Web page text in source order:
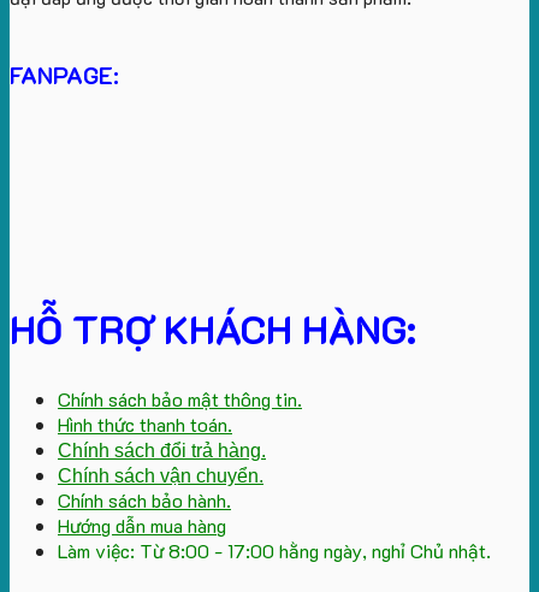
FANPAGE:
HỖ TRỢ KHÁCH HÀNG:
Chính sách bảo mật thông tin.
Hình thức thanh toán.
Chính sách đổi trả hàng.
Chính sách vận chuyển.
Chính sách bảo hành.
Hướng dẫn mua hàng
Làm việc: Từ 8:00 - 17:00 hằng ngày, nghỉ Chủ nhật.